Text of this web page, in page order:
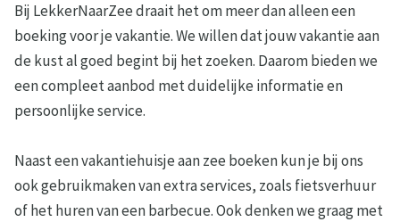
Bij LekkerNaarZee draait het om meer dan alleen een
boeking voor je vakantie. We willen dat jouw vakantie aan
de kust al goed begint bij het zoeken. Daarom bieden we
een compleet aanbod met duidelijke informatie en
persoonlijke service.
Naast een vakantiehuisje aan zee boeken kun je bij ons
ook gebruikmaken van extra services, zoals fietsverhuur
of het huren van een barbecue. Ook denken we graag met